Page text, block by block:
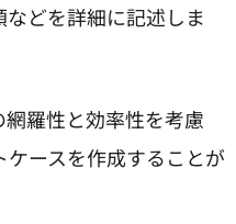
どを詳細に記述しま
羅性と効率性を考慮
ケースを作成することが